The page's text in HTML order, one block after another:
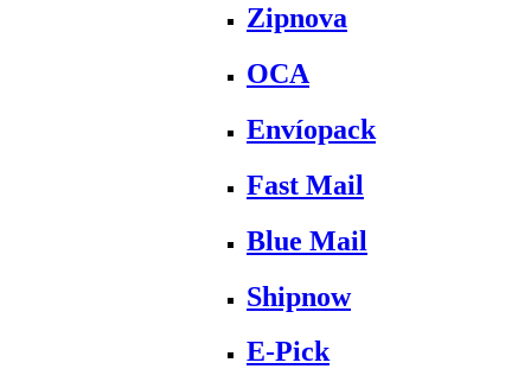
Zipnova
OCA
Envíopack
Fast Mail
Blue Mail
Shipnow
E-Pick